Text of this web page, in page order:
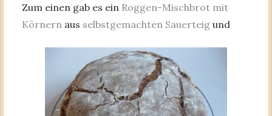
Zum einen gab es ein Roggen-Mischbrot mit
Körnern aus selbstgemachten Sauerteig und